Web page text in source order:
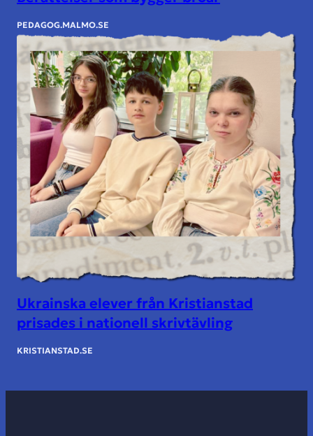
PEDAGOG.MALMO.SE
Ukrainska elever från Kristianstad
prisades i nationell skrivtävling
KRISTIANSTAD.SE